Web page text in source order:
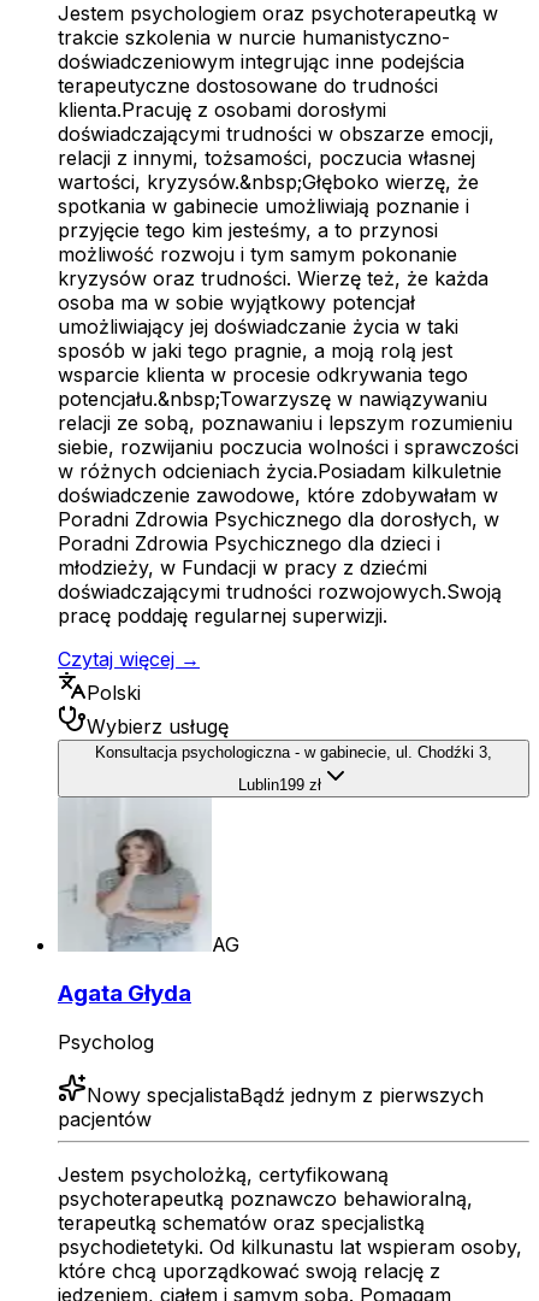
Jestem psychologiem oraz psychoterapeutką w
trakcie szkolenia w nurcie humanistyczno-
doświadczeniowym integrując inne podejścia
terapeutyczne dostosowane do trudności
klienta.Pracuję z osobami dorosłymi
doświadczającymi trudności w obszarze emocji,
relacji z innymi, tożsamości, poczucia własnej
wartości, kryzysów.&nbsp;Głęboko wierzę, że
spotkania w gabinecie umożliwiają poznanie i
przyjęcie tego kim jesteśmy, a to przynosi
możliwość rozwoju i tym samym pokonanie
kryzysów oraz trudności. Wierzę też, że każda
osoba ma w sobie wyjątkowy potencjał
umożliwiający jej doświadczanie życia w taki
sposób w jaki tego pragnie, a moją rolą jest
wsparcie klienta w procesie odkrywania tego
potencjału.&nbsp;Towarzyszę w nawiązywaniu
relacji ze sobą, poznawaniu i lepszym rozumieniu
siebie, rozwijaniu poczucia wolności i sprawczości
w różnych odcieniach życia.Posiadam kilkuletnie
doświadczenie zawodowe, które zdobywałam w
Poradni Zdrowia Psychicznego dla dorosłych, w
Poradni Zdrowia Psychicznego dla dzieci i
młodzieży, w Fundacji w pracy z dziećmi
doświadczającymi trudności rozwojowych.Swoją
pracę poddaję regularnej superwizji.
Czytaj więcej →
Polski
Wybierz usługę
Konsultacja psychologiczna - w gabinecie, ul. Chodźki 3,
Lublin199 zł
AG
Agata Głyda
Psycholog
Nowy specjalistaBądź jednym z pierwszych
pacjentów
Jestem psycholożką, certyfikowaną
psychoterapeutką poznawczo behawioralną,
terapeutką schematów oraz specjalistką
psychodietetyki. Od kilkunastu lat wspieram osoby,
które chcą uporządkować swoją relację z
jedzeniem, ciałem i samym sobą. Pomagam